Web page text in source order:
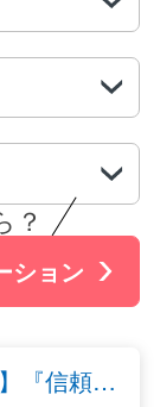
？
ション
『信頼の